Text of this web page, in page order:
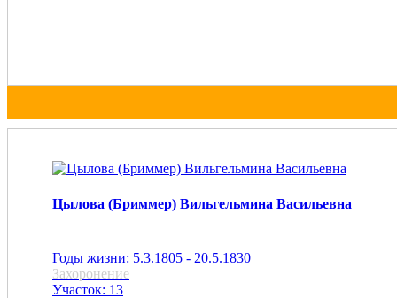
Цылова (Бриммер) Вильгельмина Васильевна
Годы жизни: 5.3.1805 - 20.5.1830
Захоронение
Участок: 13